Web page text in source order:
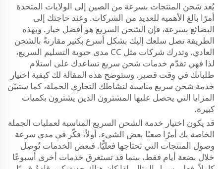
يُعد شحن المنتجات بسرعة من الصين إلى الولايات المتحدة
أمرًا بالغ الأهمية للعديد من الشركات. وعند حاجتك إلى
البضائع بسرعة، فإن الشحن السريع هو أفضل خيار. وبهذه
الطريقة تصل سلعك إليك بشكل أسرع بكثير مقارنةً بالشحن
العادي. وتدرك شركات مثل CC مدى حيوية التسليم السريع،
لذا فهي تقدّم خدمات شحن سريع تساعدك على استلام
طلباتك في وقت قصير. وستوضح هذه المقالة لك كيفية اختيار
خدمة شحن سريع مناسبة لنشاطك التجاري الجملة، كما ستبيّن
المزايا التي يحصل عليها المشترون الذين يشترون بكميات
كبيرة.
قد يكون اختيار خدمة الشحن السريع المناسبة لعمليات الجملة
الخاصة بك أمرًا صعبًا بعض الشيء. أولاً، فكّر في مدى سرعة
وصول المنتجات التي تحتاجها فعليًّا. فبعض الخدمات تُوصِل
خلال بضعة أيام فقط، بينما قد تستغرق خدمات أخرى أسبوعًا